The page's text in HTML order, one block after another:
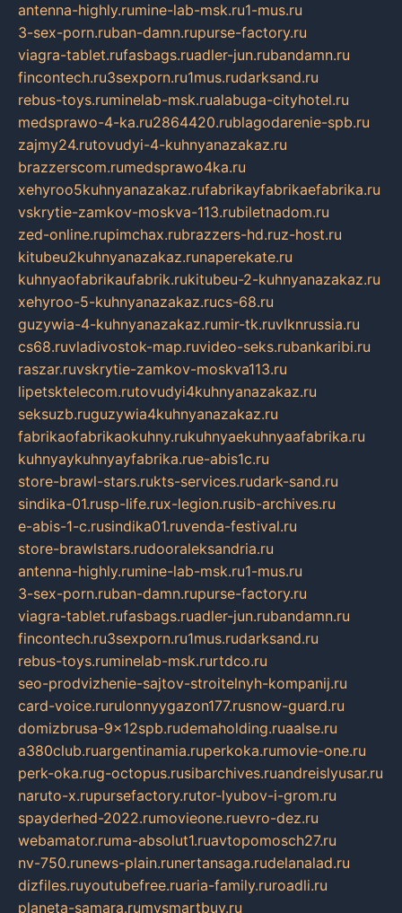
antenna-highly.rumine-lab-msk.ru1-mus.ru
3-sex-porn.ruban-damn.rupurse-factory.ru
viagra-tablet.rufasbags.ruadler-jun.rubandamn.ru
fincontech.ru3sexporn.ru1mus.rudarksand.ru
rebus-toys.ruminelab-msk.rualabuga-cityhotel.ru
medsprawo-4-ka.ru2864420.rublagodarenie-spb.ru
zajmy24.rutovudyi-4-kuhnyanazakaz.ru
brazzerscom.rumedsprawo4ka.ru
xehyroo5kuhnyanazakaz.rufabrikayfabrikaefabrika.ru
vskrytie-zamkov-moskva-113.rubiletnadom.ru
zed-online.rupimchax.rubrazzers-hd.ruz-host.ru
kitubeu2kuhnyanazakaz.runaperekate.ru
kuhnyaofabrikaufabrik.rukitubeu-2-kuhnyanazakaz.ru
xehyroo-5-kuhnyanazakaz.rucs-68.ru
guzywia-4-kuhnyanazakaz.rumir-tk.ruvlknrussia.ru
cs68.ruvladivostok-map.ruvideo-seks.rubankaribi.ru
raszar.ruvskrytie-zamkov-moskva113.ru
lipetsktelecom.rutovudyi4kuhnyanazakaz.ru
seksuzb.ruguzywia4kuhnyanazakaz.ru
fabrikaofabrikaokuhny.rukuhnyaekuhnyaafabrika.ru
kuhnyaykuhnyayfabrika.rue-abis1c.ru
store-brawl-stars.rukts-services.rudark-sand.ru
sindika-01.rusp-life.rux-legion.rusib-archives.ru
e-abis-1-c.rusindika01.ruvenda-festival.ru
store-brawlstars.rudooraleksandria.ru
antenna-highly.rumine-lab-msk.ru1-mus.ru
3-sex-porn.ruban-damn.rupurse-factory.ru
viagra-tablet.rufasbags.ruadler-jun.rubandamn.ru
fincontech.ru3sexporn.ru1mus.rudarksand.ru
rebus-toys.ruminelab-msk.rurtdco.ru
seo-prodvizhenie-sajtov-stroitelnyh-kompanij.ru
card-voice.rurulonnyygazon177.rusnow-guard.ru
domizbrusa-9x12spb.rudemaholding.ruaalse.ru
a380club.ruargentinamia.ruperkoka.rumovie-one.ru
perk-oka.rug-octopus.rusibarchives.ruandreislyusar.ru
naruto-x.rupursefactory.rutor-lyubov-i-grom.ru
spayderhed-2022.rumovieone.ruevro-dez.ru
webamator.ruma-absolut1.ruavtopomosch27.ru
nv-750.runews-plain.runertansaga.rudelanalad.ru
dizfiles.ruyoutubefree.ruaria-family.ruroadli.ru
planeta-samara.rumysmartbuy.ru